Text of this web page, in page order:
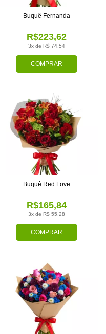
COMPRAR
3x de R$ 74,54
R$223,62
Buquê Fernanda
COMPRAR
3x de R$ 55,28
R$165,84
Buquê Red Love